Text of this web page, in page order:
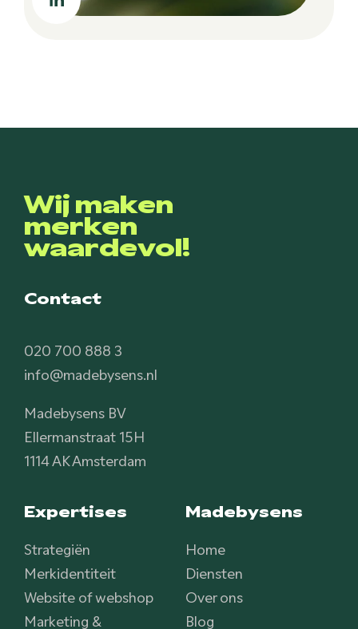
Wij maken
merken
waardevol!
Contact
020 700 888 3
info@madebysens.nl
Madebysens BV
Ellermanstraat 15H
1114 AK Amsterdam
Expertises
Strategiën
Merkidentiteit
Website of webshop
Marketing &
Madebysens
Home
Diensten
Over ons
Blog